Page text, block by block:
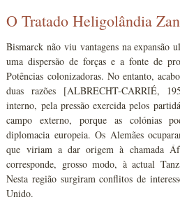
O Tratado Heligolândia
Bismarck não viu vantagens na expansão
uma dispersão de forças e a fonte de
Potências colonizadoras. No entanto,
duas razões [ALBRECHT-CARRIÉ,
interno, pela pressão exercida pelos
campo externo, porque as colónias
diplomacia europeia. Os Alemães
que viriam a dar origem à chamada
corresponde, grosso modo, à actual
Nesta região surgiram conflitos de
Unido.